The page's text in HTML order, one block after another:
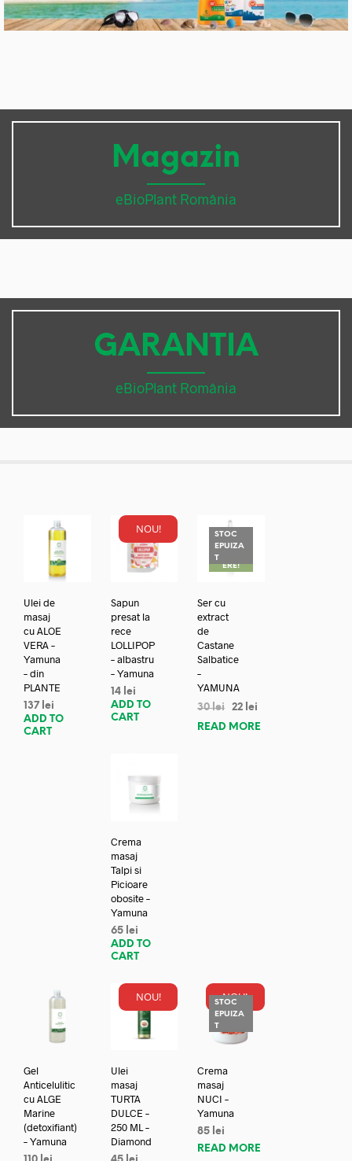
Magazin
eBioPlant România
GARANTIA
eBioPlant România
Ulei de
masaj
cu ALOE
VERA –
Yamuna
– din
PLANTE
137 lei
ADD TO
CART
NOU!
Sapun
presat la
rece
LOLLIPOP
– albastru
– Yamuna
14 lei
ADD TO
CART
STOC
EPUIZA
TREDUC
ERE!
Ser cu
extract
de
Castane
Salbatice
–
YAMUNA
30lei 22 lei
READ MORE
Crema
masaj
Talpi si
Picioare
obosite –
Yamuna
65 lei
ADD TO
CART
Gel
Anticelulitic
cu ALGE
Marine
(detoxifiant)
– Yamuna
NOU!
Ulei
masaj
TURTA
DULCE –
250 ML –
Diamond
NOU!
STOC
EPUIZA
T
Crema
masaj
NUCI –
Yamuna
85 lei
READ MORE